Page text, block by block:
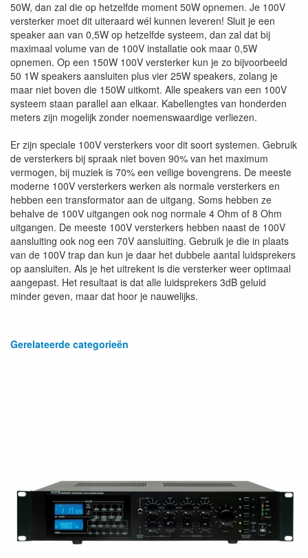
50W, dan zal die op hetzelfde moment 50W opnemen. Je 100V
versterker moet dit uiteraard wél kunnen leveren! Sluit je een
speaker aan van 0,5W op hetzelfde systeem, dan zal dat bij
maximaal volume van de 100V installatie ook maar 0,5W
opnemen. Op een 150W 100V versterker kun je zo bijvoorbeeld
50 1W speakers aansluiten plus vier 25W speakers, zolang je
maar niet boven die 150W uitkomt. Alle speakers van een 100V
systeem staan parallel aan elkaar. Kabellengtes van honderden
meters zijn mogelijk zonder noemenswaardige verliezen.
Er zijn speciale 100V versterkers voor dit soort systemen. Gebruik
de versterkers bij spraak niet boven 90% van het maximum
vermogen, bij muziek is 70% een veilige bovengrens. De meeste
moderne 100V versterkers werken als normale versterkers en
hebben een transformator aan de uitgang. Soms hebben ze
behalve de 100V uitgangen ook nog normale 4 Ohm of 8 Ohm
uitgangen. De meeste 100V versterkers hebben naast de 100V
aansluiting ook nog een 70V aansluiting. Gebruik je die in plaats
van de 100V trap dan kun je daar het dubbele aantal luidsprekers
op aansluiten. Als je het uitrekent is die versterker weer optimaal
aangepast. Het resultaat is dat alle luidsprekers 3dB geluid
minder geven, maar dat hoor je nauwelijks.
Gerelateerde categorieën